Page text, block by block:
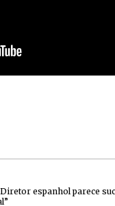
espanhol parece